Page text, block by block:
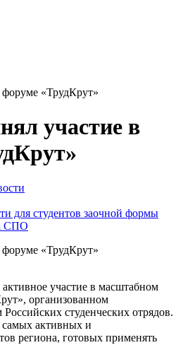
«ТрудКрут»
участие в
для студентов заочной формы
СПО
«ТрудКрут»
участие в масштабном
организованном
студенческих отрядов.
активных и
региона, готовых применять